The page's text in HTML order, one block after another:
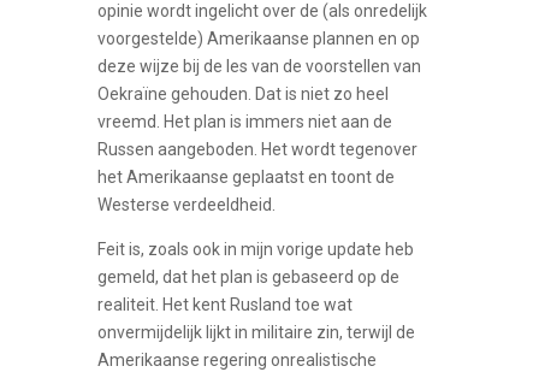
opinie wordt ingelicht over de (als onredelijk
voorgestelde) Amerikaanse plannen en op
deze wijze bij de les van de voorstellen van
Oekraïne gehouden. Dat is niet zo heel
vreemd. Het plan is immers niet aan de
Russen aangeboden. Het wordt tegenover
het Amerikaanse geplaatst en toont de
Westerse verdeeldheid.
Feit is, zoals ook in mijn vorige update heb
gemeld, dat het plan is gebaseerd op de
realiteit. Het kent Rusland toe wat
onvermijdelijk lijkt in militaire zin, terwijl de
Amerikaanse regering onrealistische